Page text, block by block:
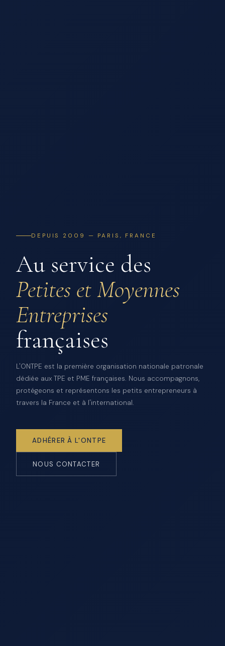
DEPUIS 2009 — PARIS, FRANCE
Au service des
Petites et Moyennes
Entreprises
françaises
L'ONTPE est la première organisation nationale patronale
dédiée aux TPE et PME françaises. Nous accompagnons,
protégeons et représentons les petits entrepreneurs à
travers la France et à l'international.
ADHÉRER À L'ONTPE
NOUS CONTACTER